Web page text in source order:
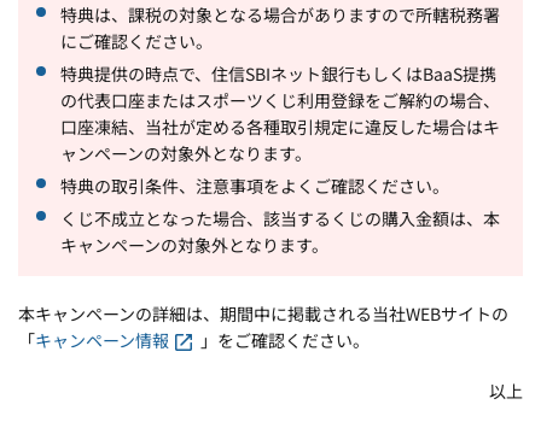
特典は、課税の対象となる場合がありますので所轄税務署
にご確認ください。
特典提供の時点で、住信SBIネット銀行もしくはBaaS提携
の代表口座またはスポーツくじ利用登録をご解約の場合、
口座凍結、当社が定める各種取引規定に違反した場合はキ
ャンペーンの対象外となります。
特典の取引条件、注意事項をよくご確認ください。
くじ不成立となった場合、該当するくじの購入金額は、本
キャンペーンの対象外となります。
本キャンペーンの詳細は、期間中に掲載される当社WEBサイトの
「キャンペーン情報 」をご確認ください。
以上